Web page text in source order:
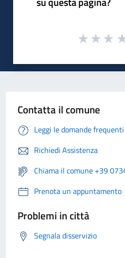
Contatta il comune
Leggi le domande frequenti
Richiedi Assistenza
Chiama il comune +39
Prenota un appuntamento
Problemi in città
Segnala disservizio